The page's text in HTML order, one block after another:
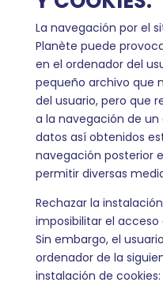
La navegación por el
Planète puede
en el ordenador del
pequeño archivo que
del usuario, pero que
a la navegación de un
datos así obtenidos
navegación posterior
permitir diversas
Rechazar la
imposibilitar el
Sin embargo, el
ordenador de la
instalación de cookies: